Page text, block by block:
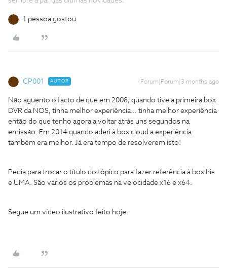
1 pessoa gostou
CP001 AUTOR Forum|Forum|3 months ago
Não aguento o facto de que em 2008, quando tive a primeira box
DVR da NOS, tinha melhor experiência… tinha melhor experiência
então do que tenho agora a voltar atrás uns segundos na
emissão. Em 2014 quando aderi à box cloud a experiência
também era melhor. Já era tempo de resolverem isto!
Pedia para trocar o título do tópico para fazer referência à box Iris
e UMA. São vários os problemas na velocidade x16 e x64.
Segue um vídeo ilustrativo feito hoje: